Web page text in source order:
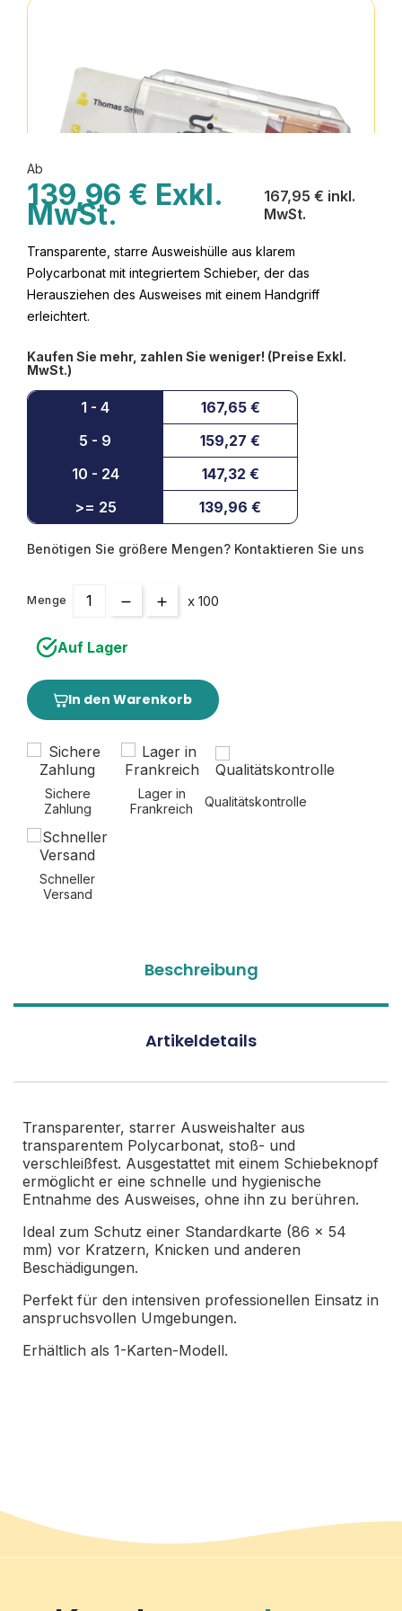
Ab
139,96 € Exkl.
MwSt.
167,95 € inkl.
MwSt.
Transparente, starre Ausweishülle aus klarem
Polycarbonat mit integriertem Schieber, der das
Herausziehen des Ausweises mit einem Handgriff
erleichtert.
Kaufen Sie mehr, zahlen Sie weniger! (Preise Exkl.
MwSt.)
1 - 4
167,65 €
5 - 9
159,27 €
10 - 24
147,32 €
>= 25
139,96 €
Benötigen Sie größere Mengen? Kontaktieren Sie uns
Menge x 100
Auf Lager
In den Warenkorb
Sichere
Zahlung
Lager in
Frankreich
Qualitätskontrolle
Schneller
Versand
Beschreibung
Artikeldetails
Transparenter, starrer Ausweishalter aus
transparentem Polycarbonat, stoß- und
verschleißfest. Ausgestattet mit einem Schiebeknopf
ermöglicht er eine schnelle und hygienische
Entnahme des Ausweises, ohne ihn zu berühren.
Ideal zum Schutz einer Standardkarte (86 x 54
mm) vor Kratzern, Knicken und anderen
Beschädigungen.
Perfekt für den intensiven professionellen Einsatz in
anspruchsvollen Umgebungen.
Erhältlich als 1-Karten-Modell.